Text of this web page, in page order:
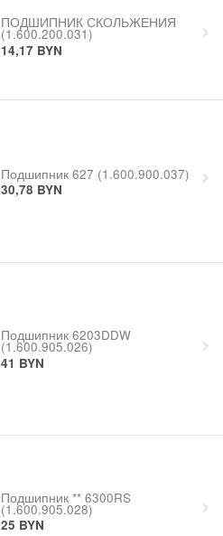
ПОДШИПНИК СКОЛЬЖЕНИЯ
(1.600.200.031)
14,17 BYN
Подшипник 627 (1.600.900.037)
30,78 BYN
Подшипник 6203DDW
(1.600.905.026)
41 BYN
Подшипник ** 6300RS
(1.600.905.028)
25 BYN